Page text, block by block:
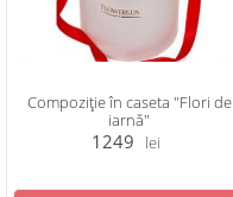
Compoziție în caseta "Flori de
iarnă"
1249 lei